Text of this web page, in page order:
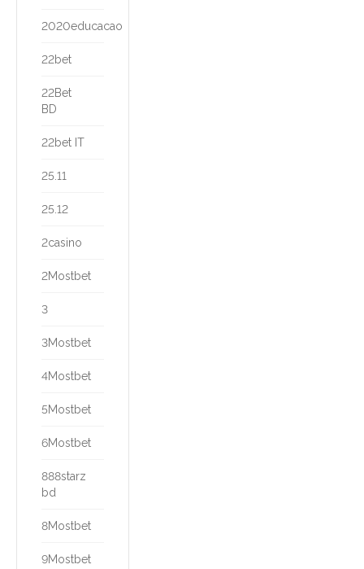
2020educacao
22bet
22Bet
BD
22bet IT
25.11
25.12
2casino
2Mostbet
3
3Mostbet
4Mostbet
5Mostbet
6Mostbet
888starz
bd
8Mostbet
9Mostbet